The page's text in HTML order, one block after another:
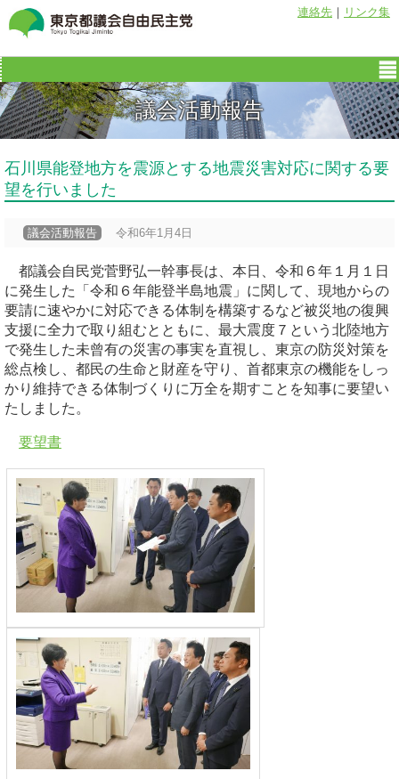
連絡先 ｜ リンク集
議会活動報告
石川県能登地方を震源とする地震災害対応に関する要
望を行いました
議会活動報告 令和6年1月4日
都議会自民党菅野弘一幹事長は、本日、令和６年１月１日
に発生した「令和６年能登半島地震」に関して、現地からの
要請に速やかに対応できる体制を構築するなど被災地の復興
支援に全力で取り組むとともに、最大震度７という北陸地方
で発生した未曾有の災害の事実を直視し、東京の防災対策を
総点検し、都民の生命と財産を守り、首都東京の機能をしっ
かり維持できる体制づくりに万全を期すことを知事に要望い
たしました。
要望書